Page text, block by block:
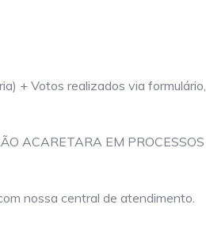
+ Votos realizados via formulário,
ACARETARA EM PROCESSOS
nossa central de atendimento.